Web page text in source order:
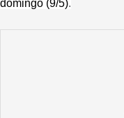
domingo (9/5).